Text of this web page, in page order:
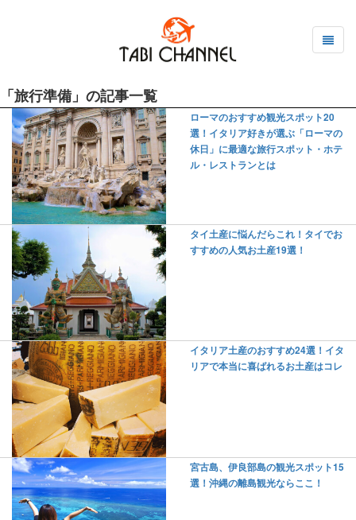
「旅行準備」の記事一覧
ローマのおすすめ観光スポット20
選！イタリア好きが選ぶ「ローマの
休日」に最適な旅行スポット・ホテ
ル・レストランとは
タイ土産に悩んだらこれ！タイでお
すすめの人気お土産19選！
イタリア土産のおすすめ24選！イタ
リアで本当に喜ばれるお土産はコレ
宮古島、伊良部島の観光スポット15
選！沖縄の離島観光ならここ！